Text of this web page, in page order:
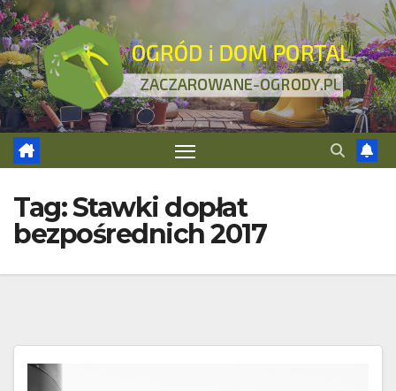
Skip
to
content
Tag:Stawki dopłat
bezpośrednich 2017